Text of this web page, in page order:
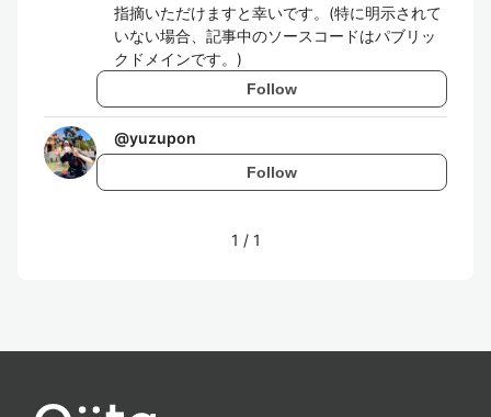
指摘いただけますと幸いです。(特に明示されて
いない場合、記事中のソースコードはパブリッ
クドメインです。)
Follow
@yuzupon
Follow
1 / 1